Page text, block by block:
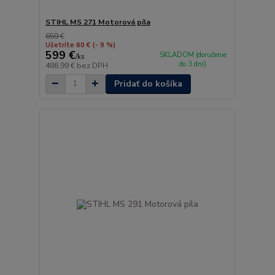
STIHL MS 271 Motorová píla
659 €
Ušetríte 60 € (- 9 %)
599 €/ks
486,99 € bez DPH
SKLADOM (doručenie
do 3 dní)
Pridať do košíka